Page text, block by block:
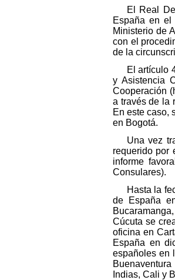
El Real
España en el
Ministerio de
con el
de la
El artículo
y Asistencia
Cooperación
a través de la
En este caso,
en Bogotá.
Una vez
requerido por
informe
Consulares).
Hasta la
de España
Cúcuta se
oficina en
España en
españoles en
Indias, Cali y